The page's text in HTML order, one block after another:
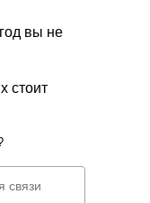
вы не
стоит